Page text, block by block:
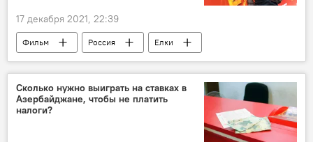
17 декабря 2021, 22:39
Фильм Россия
Елки
Филипп Киркоров
премьера
Ольга Бузова
Сколько нужно выиграть на ставках в
Азербайджане, чтобы не платить
налоги?